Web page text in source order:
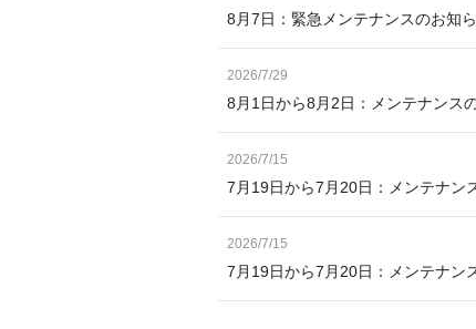
8月7日：緊急メンテナンスのお知
2026/7/29
8月1日から8月2日：メンテナンス
2026/7/15
7月19日から7月20日：メンテナン
2026/7/15
7月19日から7月20日：メンテナン